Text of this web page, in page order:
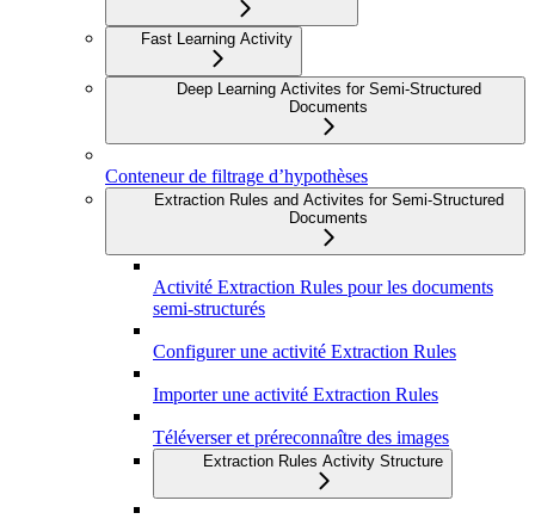
Fast Learning Activity
Deep Learning Activites for Semi-Structured
Documents
Conteneur de filtrage d’hypothèses
Extraction Rules and Activites for Semi-Structured
Documents
Activité Extraction Rules pour les documents
semi-structurés
Configurer une activité Extraction Rules
Importer une activité Extraction Rules
Téléverser et préreconnaître des images
Extraction Rules Activity Structure